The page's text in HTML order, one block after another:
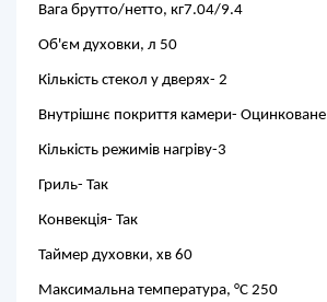
Вага брутто/нетто, кг7.04/9.4
Об'єм духовки, л 50
Кількість стекол у дверях- 2
Внутрішнє покриття камери- Оцинковане
Кількість режимів нагріву-3
Гриль- Так
Конвекція- Так
Таймер духовки, хв 60
Максимальна температура, °C 250